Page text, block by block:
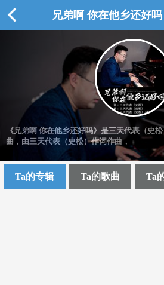
兄弟啊 你在他乡还好
《兄弟啊 你在他乡还好吗》是三天代表（史
曲，由三天代表（史松）作词作曲，
Ta的专辑 Ta的歌曲 Ta